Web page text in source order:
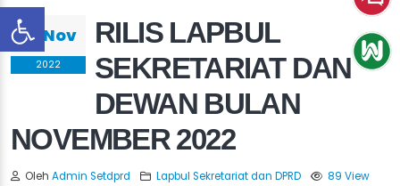
28 Nov
2022
RILIS LAPBUL
SEKRETARIAT DAN
DEWAN BULAN
NOVEMBER 2022
Oleh Admin Setdprd Lapbul Sekretariat dan DPRD 89 View